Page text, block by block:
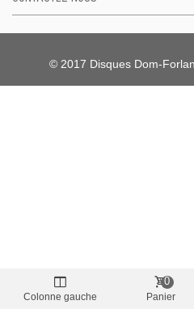
© 2017 Disques Dom-
Colonne gauche Panier
0